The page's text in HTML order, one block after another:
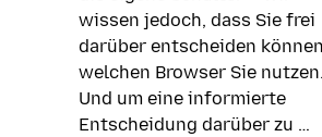
wissen jedoch, dass Sie frei
darüber entscheiden
welchen Browser Sie nutzen.
Und um eine informierte
Entscheidung darüber zu …